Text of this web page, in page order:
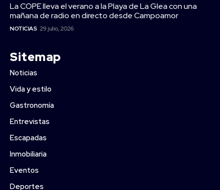
La COPE lleva el verano a la Playa de La Glea con una
mañana de radio en directo desde Campoamor
NOTICIAS 29 julio, 2026
Sitemap
Noticias
Vida y estilo
Gastronomía
Entrevistas
Escapadas
Inmobiliaria
Eventos
Deportes